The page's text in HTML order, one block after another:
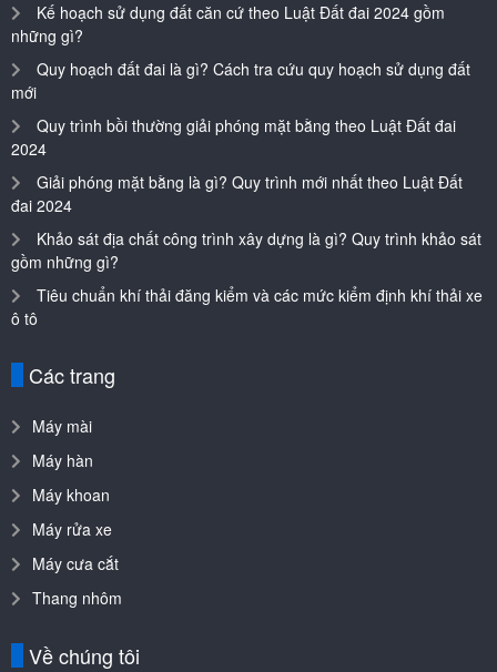
Kế hoạch sử dụng đất căn cứ theo Luật Đất đai 2024 gồm
những gì?
Quy hoạch đất đai là gì? Cách tra cứu quy hoạch sử dụng đất
mới
Quy trình bồi thường giải phóng mặt bằng theo Luật Đất đai
2024
Giải phóng mặt bằng là gì? Quy trình mới nhất theo Luật Đất
đai 2024
Khảo sát địa chất công trình xây dựng là gì? Quy trình khảo sát
gồm những gì?
Tiêu chuẩn khí thải đăng kiểm và các mức kiểm định khí thải xe
ô tô
Các trang
Máy mài
Máy hàn
Máy khoan
Máy rửa xe
Máy cưa cắt
Thang nhôm
Về chúng tôi